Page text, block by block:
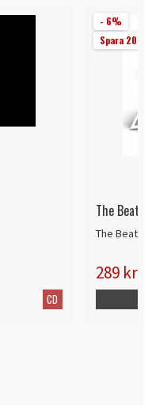
CD
- 6%
Spara 20 kr
The
The Beatles
289 kr